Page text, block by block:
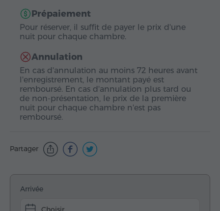
Prépaiement
Pour réserver, il suffit de payer le prix d'une
nuit pour chaque chambre.
Annulation
En cas d'annulation au moins 72 heures avant
l'enregistrement, le montant payé est
remboursé. En cas d'annulation plus tard ou
de non-présentation, le prix de la première
nuit pour chaque chambre n'est pas
remboursé.
Partager
Arrivée